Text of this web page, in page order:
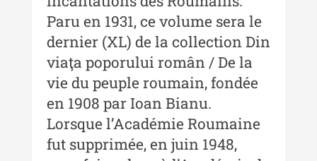
Indexul Complet
Acta Pangratia
Acta Pangratia I (2023)
Acta Pangratia II (2024)
Acta Pangratia III (2025)
Paru en 1931, ce volume sera le
dernier (XL) de la collection Din
viaţa poporului român / De la
vie du peuple roumain, fondée
en 1908 par Ioan Bianu.
Lorsque lʼAcadémie Roumaine
fut supprimée, en juin 1948,